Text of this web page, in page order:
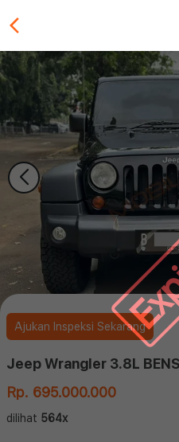
Ajukan Inspeksi Sekarang
Jeep Wrangler
Rp. 695.000.000
dilihat 564x